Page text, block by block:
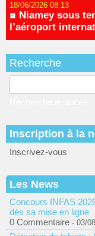
18/06/2026 08:13
Niamey sous
l’aéroport
Recherche
Inscription à la
Inscrivez-vous
Les News
Concours INFAS
dès sa mise en ligne
0 Commentaire - 03/